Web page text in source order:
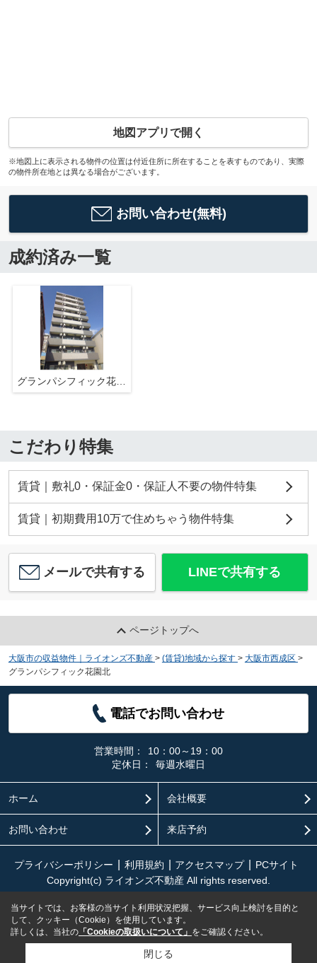
地図アプリで開く
※地図上に表示される物件の位置は付近住所に所在することを表すものであり、実際
の物件所在地とは異なる場合がございます。
お問い合わせ(無料)
成約済み一覧
グランパシフィック花園北
こだわり特集
賃貸｜敷礼0・保証金0・保証人不要の物件特集
賃貸｜初期費用10万で住めちゃう物件特集
メールで共有する LINEで共有する
ページトップへ
大阪市の収益物件｜ライオンズ不動産 > (賃貸)地域から探す > 大阪市西成区 >
グランパシフィック花園北
電話でお問い合わせ
営業時間：
10：00～19：00
定休日：
毎週水曜日
ホーム 会社概要
お問い合わせ 来店予約
プライバシーポリシー 利用規約 アクセスマップ
PCサイト
Copyright(c) ライオンズ不動産 All rights reserved.
当サイトでは、お客様の当サイト利用状況把握、サービス向上検討を目的と
して、クッキー（Cookie）を使用しています。
詳しくは、当社の 「Cookieの取扱いについて」 をご確認ください。
閉じる